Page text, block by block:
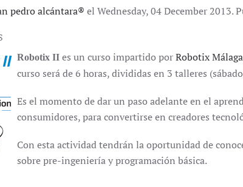
pedro alcántara® el Wednesday, 04 December 2013.
Robotix II es un curso impartido porRobotix Málaga
curso será de 6 horas, divididas en 3 talleres
Es el momento de dar un paso adelante en el
consumidores, para convertirse en creadores
Con esta actividad tendrán la oportunidad de
sobre pre-ingeniería y programación básica.